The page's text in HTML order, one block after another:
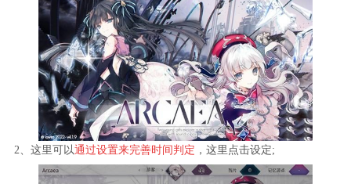
2、这里可以通过设置来完善时间判定 ，这里点击设定;